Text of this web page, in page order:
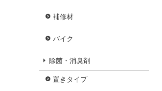
補修材
バイク
除菌・消臭剤
置きタイプ